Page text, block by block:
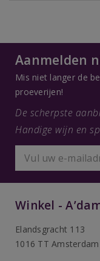
Aanmelden
Mis niet langer de
proeverijen!
De scherpste
Handige wijn en
Winkel -
Elandsgracht 113
1016 TT